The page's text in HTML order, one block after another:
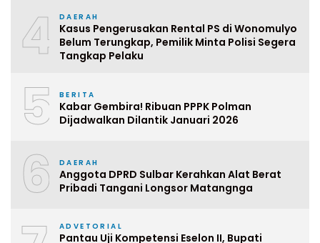
4 DAERAH
Kasus Pengerusakan Rental PS di Wonomulyo
Belum Terungkap, Pemilik Minta Polisi Segera
Tangkap Pelaku
5 BERITA
Kabar Gembira! Ribuan PPPK Polman
Dijadwalkan Dilantik Januari 2026
6 DAERAH
Anggota DPRD Sulbar Kerahkan Alat Berat
Pribadi Tangani Longsor Matangnga
ADVETORIAL
Pantau Uji Kompetensi Eselon II, Bupati